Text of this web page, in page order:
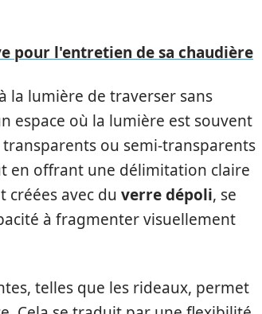
pour l'entretien de sa chaudière
la lumière de traverser sans
espace où la lumière est souvent
ou semi-transparents
en offrant une délimitation claire
créées avec du verre dépoli, se
à fragmenter visuellement
telles que les rideaux, permet